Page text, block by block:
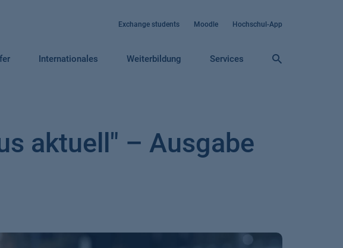
Exchange students Moodle Hochschul-App
Internationales Weiterbildung Services
aktuell" – Ausgabe